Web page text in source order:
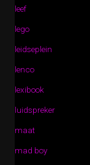
leef
lego
leidseplein
lenco
lexibook
luidspreker
maat
mad boy